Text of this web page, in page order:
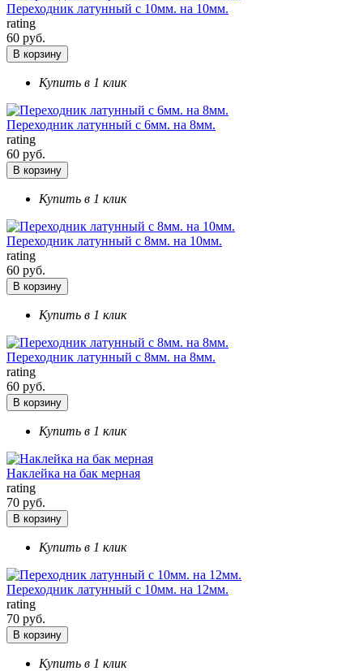
Переходник латунный с 10мм. на 10мм.
rating
60 руб.
В корзину
Купить в 1 клик
Переходник латунный с 6мм. на 8мм.
rating
60 руб.
В корзину
Купить в 1 клик
Переходник латунный с 8мм. на 10мм.
rating
60 руб.
В корзину
Купить в 1 клик
Переходник латунный с 8мм. на 8мм.
rating
60 руб.
В корзину
Купить в 1 клик
Наклейка на бак мерная
rating
70 руб.
В корзину
Купить в 1 клик
Переходник латунный с 10мм. на 12мм.
rating
70 руб.
В корзину
Купить в 1 клик